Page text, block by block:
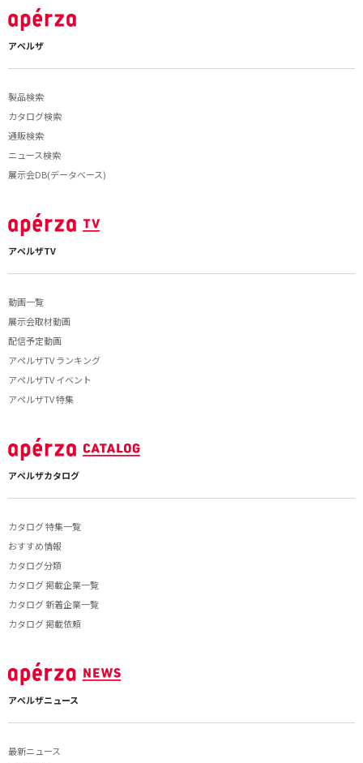
アペルザ
製品検索
カタログ検索
通販検索
ニュース検索
展示会DB(データベース)
アペルザTV
動画一覧
展示会取材動画
配信予定動画
アペルザTV ランキング
アペルザTV イベント
アペルザTV 特集
アペルザカタログ
カタログ 特集一覧
おすすめ情報
カタログ分類
カタログ 掲載企業一覧
カタログ 新着企業一覧
カタログ 掲載依頼
アペルザニュース
最新ニュース